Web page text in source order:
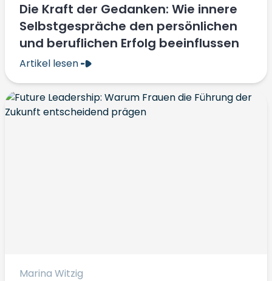
Die Kraft der Gedanken: Wie innere
Selbstgespräche den persönlichen
und beruflichen Erfolg beeinflussen
Artikel lesen
Marina Witzig